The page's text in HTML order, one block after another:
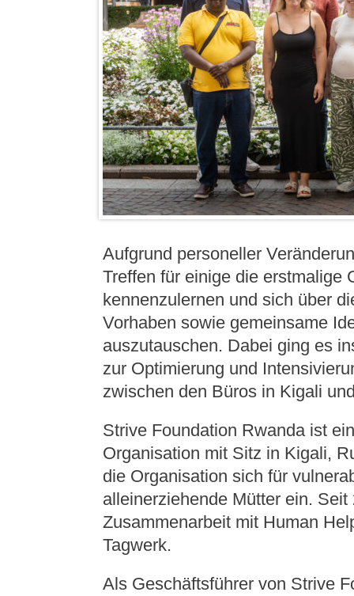
Aufgrund personeller
Treffen für einige die erstmalige
kennenzulernen und sich über
Vorhaben sowie gemeinsame
auszutauschen. Dabei ging es
zur Optimierung und
zwischen den Büros in Kigali
Strive Foundation Rwanda ist
Organisation mit Sitz in Kigali,
die Organisation sich für
alleinerziehende Mütter ein.
Zusammenarbeit mit Human
Tagwerk.
Als Geschäftsführer von Strive